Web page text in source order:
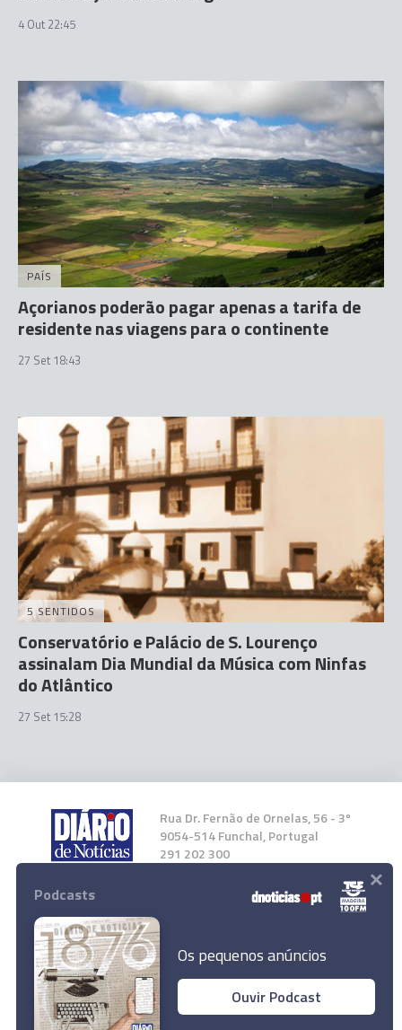
4 Out 22:45
PAÍS
Açorianos poderão pagar apenas a tarifa de
residente nas viagens para o continente
27 Set 18:43
5 SENTIDOS
Conservatório e Palácio de S. Lourenço
assinalam Dia Mundial da Música com Ninfas
do Atlântico
27 Set 15:28
Rua Dr. Fernão de Ornelas, 56 - 3º
9054-514 Funchal, Portugal
291 202 300
Instale a nossa App
© 2024 Empresa Diário de Notícias, Lda.
Podcasts
Os pequenos anúncios
Ouvir Podcast
×